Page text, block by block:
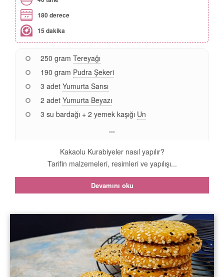
180 derece
15 dakika
250 gram Tereyağı
190 gram Pudra Şekeri
3 adet Yumurta Sarısı
2 adet Yumurta Beyazı
3 su bardağı + 2 yemek kaşığı Un
...
Kakaolu Kurabiyeler nasıl yapılır?
Tarifin malzemeleri, resimleri ve yapılışı...
Devamını oku